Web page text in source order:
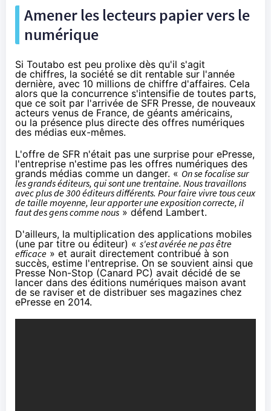
Amener les lecteurs papier vers le
numérique
Si Toutabo est peu prolixe dès qu'il s'agit
de chiffres, la société se dit rentable sur l'année
dernière, avec 10 millions de chiffre d'affaires. Cela
alors que la concurrence s'intensifie de toutes parts,
que ce soit par l'arrivée de SFR Presse, de nouveaux
acteurs venus de France, de géants américains,
ou la présence plus directe des offres numériques
des médias eux-mêmes.
L'offre de SFR n'était pas une surprise pour ePresse,
l'entreprise n'estime pas les offres numériques des
grands médias comme un danger. « On se focalise sur
les grands éditeurs, qui sont une trentaine. Nous travaillons
avec plus de 300 éditeurs différents. Pour faire vivre tous ceux
de taille moyenne, leur apporter une exposition correcte, il
faut des gens comme nous » défend Lambert.
D'ailleurs, la multiplication des applications mobiles
(une par titre ou éditeur) « s'est avérée ne pas être
efficace » et aurait directement contribué à son
succès, estime l'entreprise. On se souvient ainsi que
Presse Non-Stop (Canard PC) avait décidé de se
lancer dans des éditions numériques maison avant
de se raviser et de distribuer ses magazines chez
ePresse en 2014.